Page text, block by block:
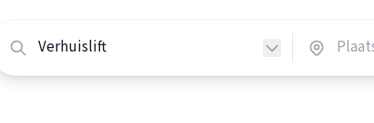
Loodgieter
Slotenmaker